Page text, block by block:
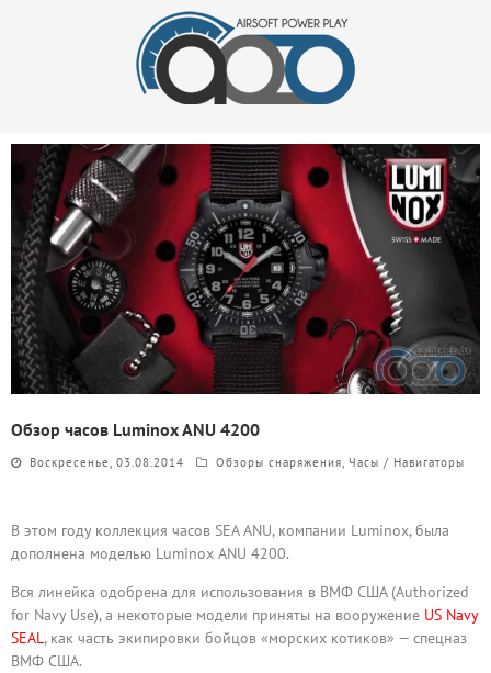
Обзор часов Luminox ANU 4200
Воскресенье, 03.08.2014 Обзоры снаряжения, Часы / Навигаторы
В этом году коллекция часов SEA ANU, компании Luminox, была
дополнена моделью Luminox ANU 4200.
Вся линейка одобрена для использования в ВМФ США (Authorized
for Navy Use), а некоторые модели приняты на вооружение US Navy
SEAL, как часть экипировки бойцов «морских котиков» — спецназ
ВМФ США.